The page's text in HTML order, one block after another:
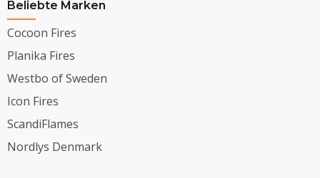
Beliebte Marken
Cocoon Fires
Planika Fires
Westbo of Sweden
Icon Fires
ScandiFlames
Nordlys Denmark